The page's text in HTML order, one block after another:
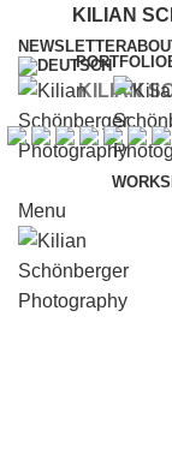
KILIAN
NEWSLETTER
KILIAN
PORTFOLIO
Menu